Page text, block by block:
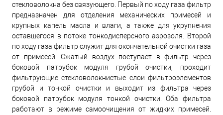
стекловолокна без связующего. Первый по ходу газа фильтр
предназначен для отделения механических примесей и
крупных капель масла и влаги, а также для укрупнения
оставшегося в потоке тонкодисперсного аэрозоля. Второй
по ходу газа фильтр служит для окончательной очистки газа
от примесей. Сжатый воздух поступает в фильтр через
боковой патрубок модуля грубой очистки, проходит
фильтрующие стекловолокнистые слои фильтроэлементов
грубой и тонкой очистки и выходит из фильтра через
боковой патрубок модуля тонкой очистки. Оба фильтра
работают в режиме самоочищения от жидких примесей.